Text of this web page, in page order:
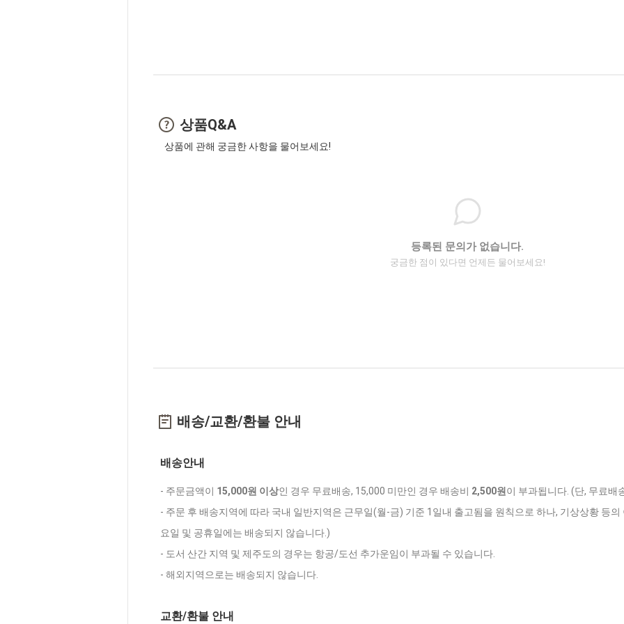
상품Q&A
상품에 관해 궁금한 사항을 물어보세요!
등록된 문의가 없습니다.
궁금한 점이 있다면 언제든 물어보세요!
배송/교환/환불 안내
배송안내
- 주문금액이 15,000원 이상인 경우 무료배송, 15,000 미만인 경우 배송비 2,500원 이 부과됩니다. (단, 무료배
- 주문 후 배송지역에 따라 국내 일반지역은 근무일(월-금) 기준 1일내 출고됨을 원칙으로 하나, 기상상황 등
요일 및 공휴일에는 배송되지 않습니다.)
- 도서 산간 지역 및 제주도의 경우는 항공/도선 추가운임이 부과될 수 있습니다.
- 해외지역으로는 배송되지 않습니다.
교환/환불 안내